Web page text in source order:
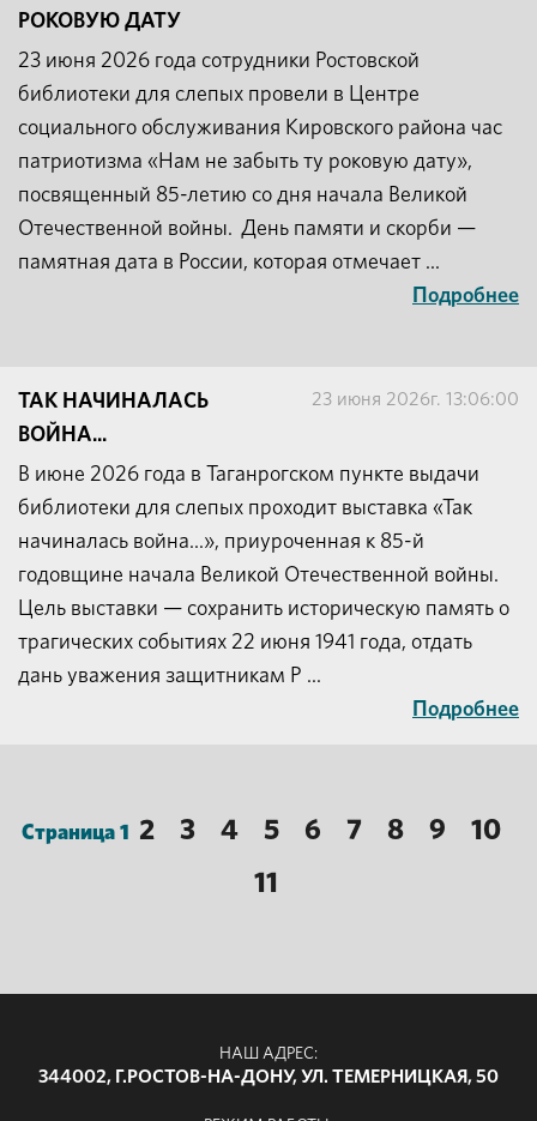
РОКОВУЮ ДАТУ
23 июня 2026 года сотрудники Ростовской
библиотеки для слепых провели в Центре
социального обслуживания Кировского района час
патриотизма «Нам не забыть ту роковую дату»,
посвященный 85-летию со дня начала Великой
Отечественной войны. День памяти и скорби —
памятная дата в России, которая отмечает ...
Подробнее
23 июня 2026г. 13:06:00
ТАК НАЧИНАЛАСЬ
ВОЙНА...
В июне 2026 года в Таганрогском пункте выдачи
библиотеки для слепых проходит выставка «Так
начиналась война...», приуроченная к 85-й
годовщине начала Великой Отечественной войны.
Цель выставки — сохранить историческую память о
трагических событиях 22 июня 1941 года, отдать
дань уважения защитникам Р ...
Подробнее
Страница 1 2 3 4 5 6 7 8 9
10
11
НАШ АДРЕС:
344002, Г.РОСТОВ-НА-ДОНУ, УЛ. ТЕМЕРНИЦКАЯ, 50